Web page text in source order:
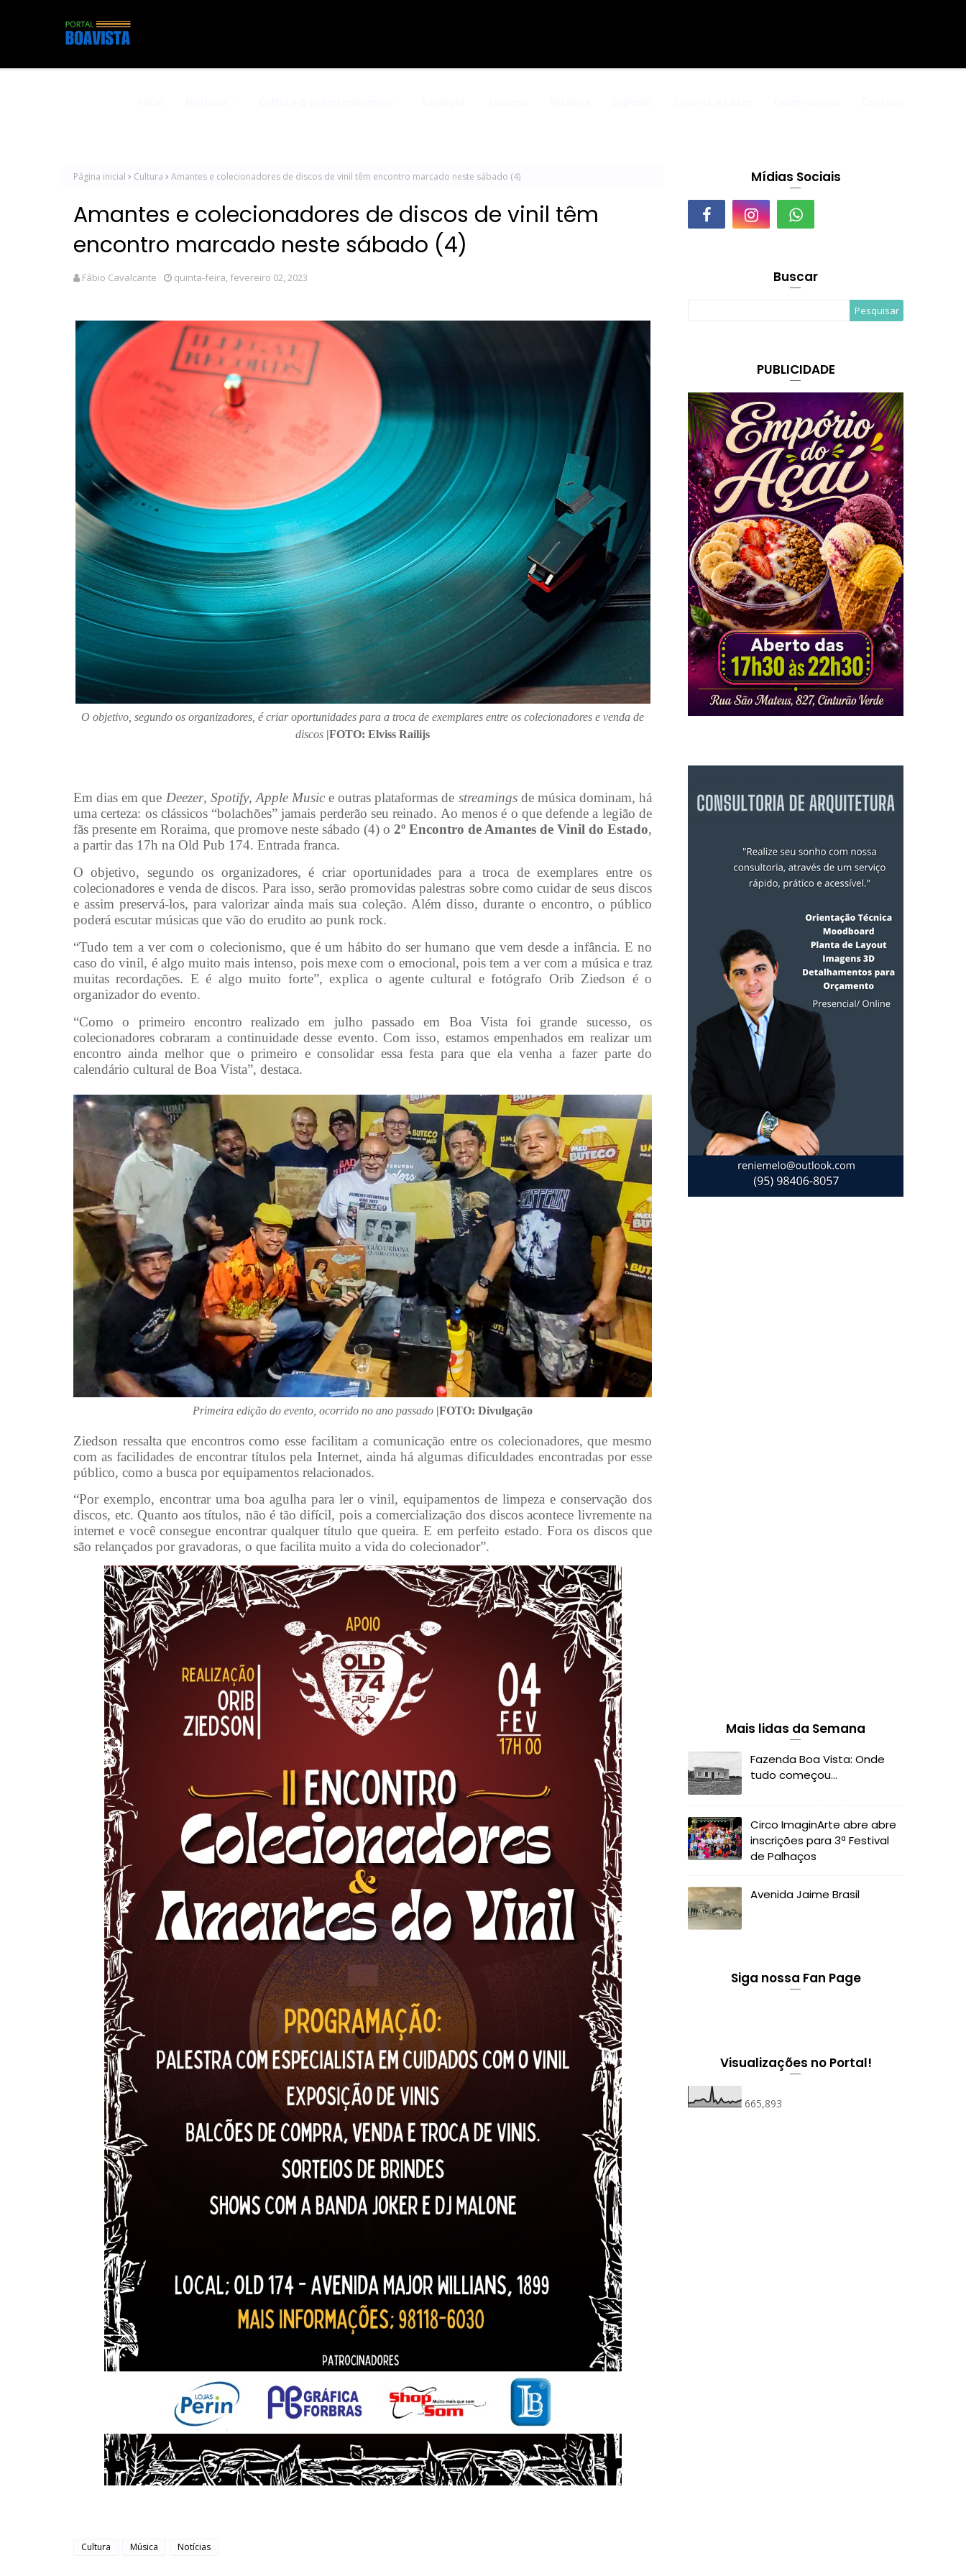
Página inicial Cultura Amantes e colecionadores de discos de vinil têm encontro marcado neste sábado (4)
Amantes e colecionadores de discos de vinil têm
encontro marcado neste sábado (4)
Fábio Cavalcante quinta-feira, fevereiro 02, 2023
O objetivo, segundo os organizadores, é criar oportunidades para a troca de exemplares entre os colecionadores e venda de
discos |FOTO: Elviss Railijs
Em dias em que Deezer, Spotify, Apple Musice outras plataformas de streamingsde música dominam, há
uma certeza: os clássicos “bolachões” jamais perderão seu reinado. Ao menos é o que defende a legião de
fãs presente em Roraima, que promove neste sábado (4) o 2º Encontro de Amantes de Vinil do Estado,
a partir das 17h na Old Pub 174. Entrada franca.
O objetivo, segundo os organizadores, é criar oportunidades para a troca de exemplares entre os
colecionadores e venda de discos. Para isso, serão promovidas palestras sobre como cuidar de seus discos
e assim preservá-los, para valorizar ainda mais sua coleção. Além disso, durante o encontro, o público
poderá escutar músicas que vão do erudito ao punk rock.
“Tudo tem a ver com o colecionismo, que é um hábito do ser humano que vem desde a infância. E no
caso do vinil, é algo muito mais intenso, pois mexe com o emocional, pois tem a ver com a música e traz
muitas recordações. E é algo muito forte”, explica o agente cultural e fotógrafo Orib Ziedson é o
organizador do evento.
“Como o primeiro encontro realizado em julho passado em Boa Vista foi grande sucesso, os
colecionadores cobraram a continuidade desse evento. Com isso, estamos empenhados em realizar um
encontro ainda melhor que o primeiro e consolidar essa festa para que ela venha a fazer parte do
calendário cultural de Boa Vista”, destaca.
Primeira edição do evento, ocorrido no ano passado |FOTO: Divulgação
Ziedson ressalta que encontros como esse facilitam a comunicação entre os colecionadores, que mesmo
com as facilidades de encontrar títulos pela Internet, ainda há algumas dificuldades encontradas por esse
público, como a busca por equipamentos relacionados.
“Por exemplo, encontrar uma boa agulha para ler o vinil, equipamentos de limpeza e conservação dos
discos, etc. Quanto aos títulos, não é tão difícil, pois a comercialização dos discos acontece livremente na
internet e você consegue encontrar qualquer título que queira. E em perfeito estado. Fora os discos que
são relançados por gravadoras, o que facilita muito a vida do colecionador”.
Cultura Música Notícias
Mídias Sociais
Buscar
PUBLICIDADE
Mais lidas da Semana
Fazenda Boa Vista: Onde
tudo começou...
Circo ImaginArte abre abre
inscrições para 3ª Festival
de Palhaços
Avenida Jaime Brasil
Siga nossa Fan Page
Visualizações no Portal!
665,893